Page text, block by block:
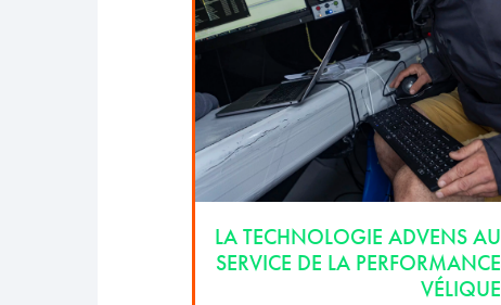
LA TECHNOLOGIE ADVENS AU
SERVICE DE LA PERFORMANCE
VÉLIQUE